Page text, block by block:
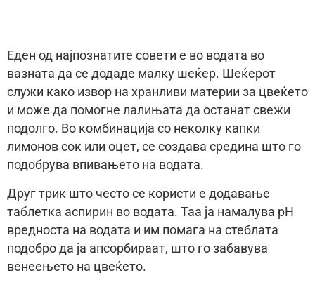
Еден од најпознатите совети е во водата во
вазната да се додаде малку шеќер. Шеќерот
служи како извор на хранливи материи за цвеќето
и може да помогне лалињата да останат свежи
подолго. Во комбинација со неколку капки
лимонов сок или оцет, се создава средина што го
подобрува впивањето на водата.
Друг трик што често се користи е додавање
таблетка аспирин во водата. Таа ја намалува pH
вредноста на водата и им помага на стеблата
подобро да ја апсорбираат, што го забавува
венеењето на цвеќето.